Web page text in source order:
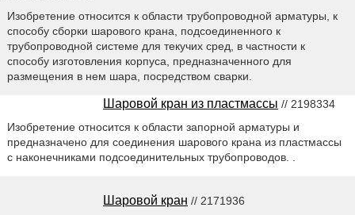
Изобретение относится к области трубопроводной арматуры, к
способу сборки шарового крана, подсоединенного к
трубопроводной системе для текучих сред, в частности к
способу изготовления корпуса, предназначенного для
размещения в нем шара, посредством сварки.
Шаровой кран из пластмассы // 2198334
Изобретение относится к области запорной арматуры и
предназначено для соединения шарового крана из пластмассы
с наконечниками подсоединительных трубопроводов. .
Шаровой кран // 2171936